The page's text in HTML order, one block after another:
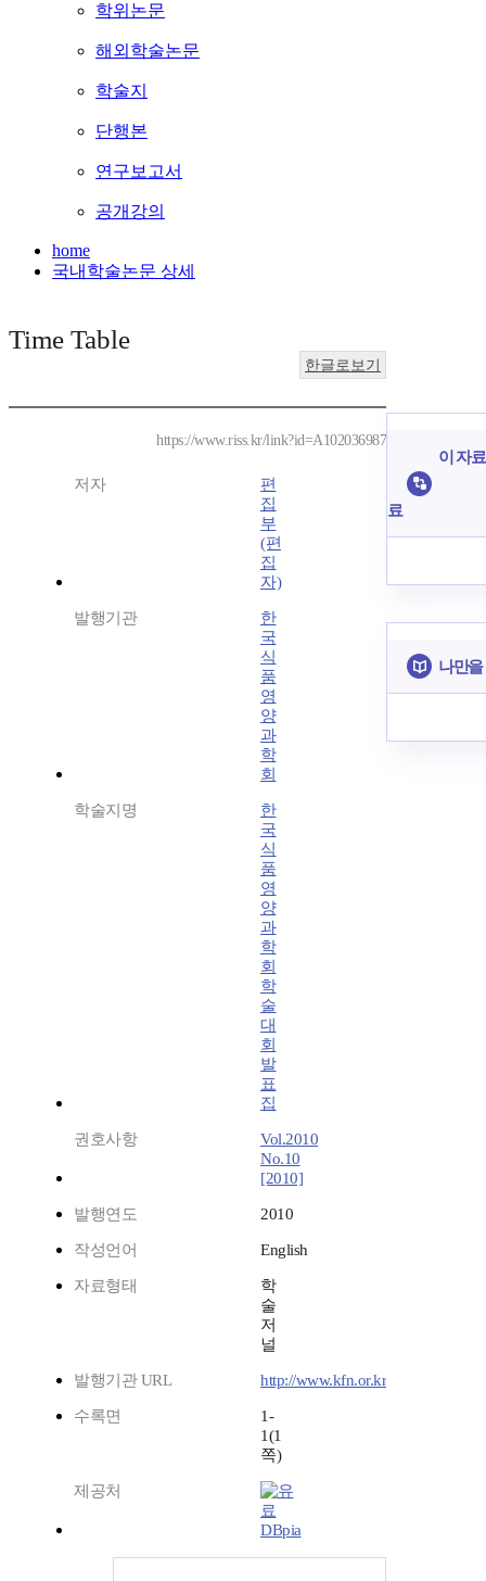
학위논문
해외학술논문
학술지
단행본
연구보고서
공개강의
home
국내학술논문 상세
Time Table
한글로보기
https://www.riss.kr/link?id=A102036987
저자
편
집
부
(편
집
자)
발행기관
한
국
식
품
영
양
과
학
회
학술지명
한
국
식
품
영
양
과
학
회
학
술
대
회
발
표
집
권호사항
Vol.2010
No.10
[2010]
발행연도 2010
작성언어 English
자료형태
학
술
저
널
발행기관 URL http://www.kfn.or.kr
수록면
1-
1(1
쪽)
제공처
DBpia
이 자
료
나만을